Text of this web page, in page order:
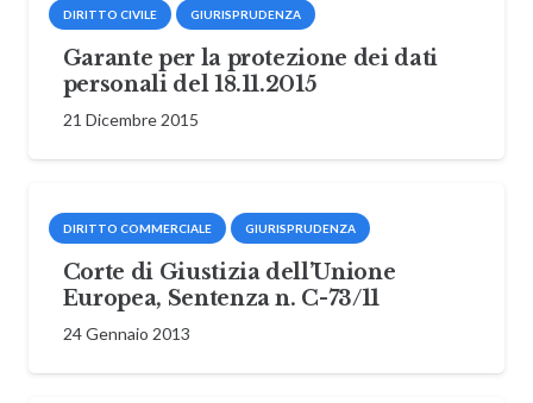
DIRITTO CIVILE GIURISPRUDENZA
Garante per la protezione dei dati
personali del 18.11.2015
21 Dicembre 2015
DIRITTO COMMERCIALE GIURISPRUDENZA
Corte di Giustizia dell’Unione
Europea, Sentenza n. C-73/11
24 Gennaio 2013